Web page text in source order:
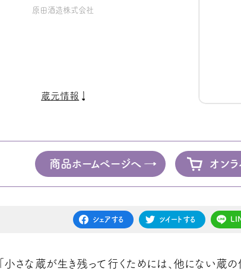
原田酒造株式会社
蔵元情報
商品ホームページへ オンラ
シェアする ツイートする
「小さな蔵が生き残って行くためには、他にない蔵